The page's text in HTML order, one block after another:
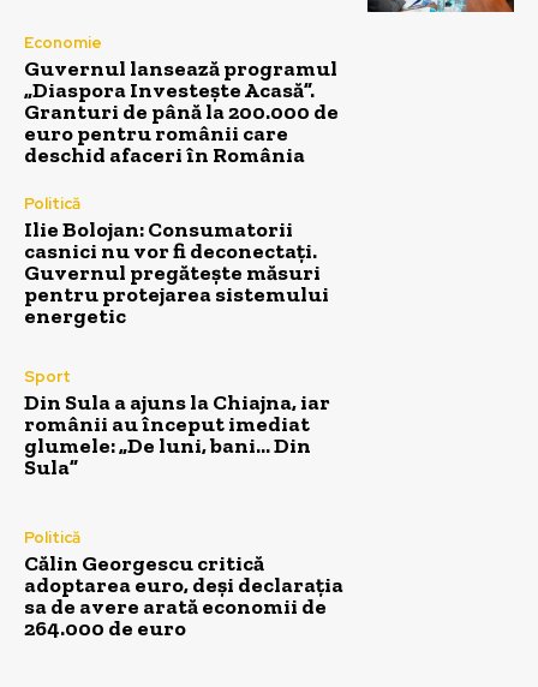
Economie
Guvernul lansează programul
„Diaspora Investește Acasă”.
Granturi de până la 200.000 de
euro pentru românii care
deschid afaceri în România
Politică
Ilie Bolojan: Consumatorii
casnici nu vor fi deconectați.
Guvernul pregătește măsuri
pentru protejarea sistemului
energetic
Sport
Din Sula a ajuns la Chiajna, iar
românii au început imediat
glumele: „De luni, bani… Din
Sula”
Politică
Călin Georgescu critică
adoptarea euro, deși declarația
sa de avere arată economii de
264.000 de euro